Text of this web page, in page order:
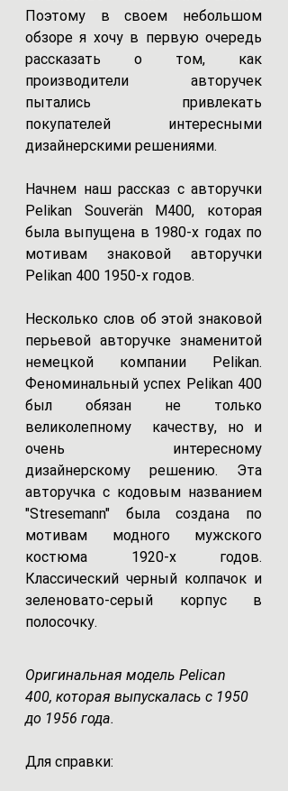
Поэтому в своем небольшом
обзоре я хочу в первую очередь
рассказать о том, как
производители авторучек
пытались привлекать
покупателей интересными
дизайнерскими решениями.
Начнем наш рассказ с авторучки
Pelikan Souverän M400, которая
была выпущена в 1980-х годах по
мотивам знаковой авторучки
Pelikan 400 1950-х годов.
Несколько слов об этой знаковой
перьевой авторучке знаменитой
немецкой компании Pelikan.
Феноминальный успех Pelikan 400
был обязан не только
великолепному  качеству, но и
очень интересному
дизайнерскому решению. Эта
авторучка с кодовым названием
"Stresemann" была создана по
мотивам модного мужского
костюма 1920-х годов.
Классический черный колпачок и
зеленовато-серый корпус в
полосочку.
Оригинальная модель Pelican
400, которая выпускалась с 1950
до 1956 года.
Для справки: